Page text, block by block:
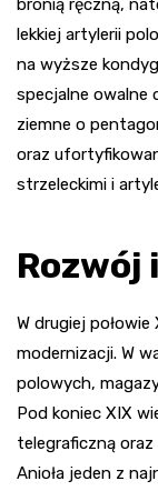
lekkiej artylerii
na wyższe
specjalne owalne
ziemne o
oraz
strzeleckimi i
Rozwój
W drugiej
modernizacji. W
polowych,
Pod koniec XIX
telegraficzną
Anioła jeden z